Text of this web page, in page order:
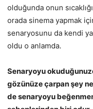
olduğunda onun
orada sinema yapmak
senaryosunu da kendi
oldu o anlamda.
Senaryoyu
gözünüze çarpan şey
de senaryoyu